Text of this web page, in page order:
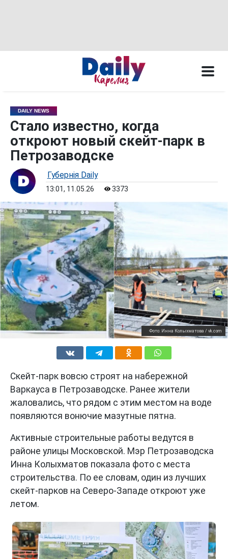
DAILY NEWS
Стало известно, когда
откроют новый скейт-парк в
Петрозаводске
Губернiя Daily
13:01, 11.05.26 3373
Фото: Инна Колыхматова / vk.com
Скейт-парк вовсю строят на набережной
Варкауса в Петрозаводске. Ранее жители
жаловались, что рядом с этим местом на воде
появляются вонючие мазутные пятна.
Активные строительные работы ведутся в
районе улицы Московской. Мэр Петрозаводска
Инна Колыхматов показала фото с места
строительства. По ее словам, один из лучших
скейт-парков на Северо-Западе откроют уже
летом.